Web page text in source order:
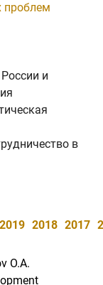
проблем
и
в
2019 2018 2017
O.A.